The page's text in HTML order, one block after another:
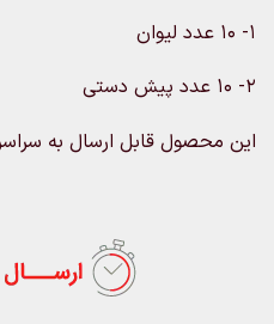
۱- ۱۰ عدد لیوان
۲- ۱۰ عدد پیش دستی
این محصول قابل ارسال به